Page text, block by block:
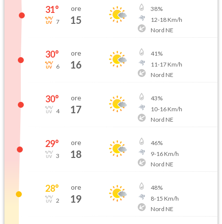
31°
7
ore
15
38%
12-18Km/h
Nord NE
30°
6
ore
16
41%
11-17Km/h
Nord NE
30°
4
ore
17
43%
10-16Km/h
Nord NE
29°
3
ore
18
46%
9-16Km/h
Nord NE
28°
2
ore
19
48%
8-15 Km/h
Nord NE